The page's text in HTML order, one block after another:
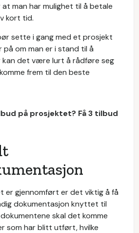
man har mulighet til å betale
kort tid.
sette i gang med et prosjekt
på om man er i stand til å
kan det være lurt å rådføre seg
frem til den beste
på prosjektet? Få 3 tilbud
er gjennomført er det viktig å få
dokumentasjon knyttet til
skal det komme
som har blitt utført, hvilke